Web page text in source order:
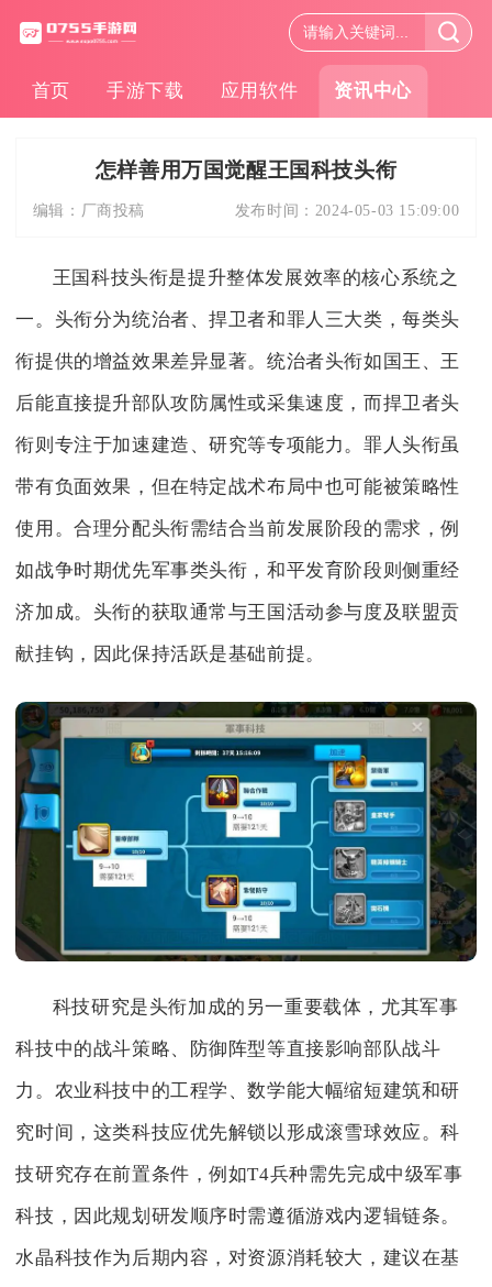
首页 手游下载 应用软件 资讯中心
怎样善用万国觉醒王国科技头衔
编辑： 厂商投稿 发布时间： 2024-05-03 15:09:00
王国科技头衔是提升整体发展效率的核心系统之
一。头衔分为统治者、捍卫者和罪人三大类，每类头
衔提供的增益效果差异显著。统治者头衔如国王、王
后能直接提升部队攻防属性或采集速度，而捍卫者头
衔则专注于加速建造、研究等专项能力。罪人头衔虽
带有负面效果，但在特定战术布局中也可能被策略性
使用。合理分配头衔需结合当前发展阶段的需求，例
如战争时期优先军事类头衔，和平发育阶段则侧重经
济加成。头衔的获取通常与王国活动参与度及联盟贡
献挂钩，因此保持活跃是基础前提。
科技研究是头衔加成的另一重要载体，尤其军事
科技中的战斗策略、防御阵型等直接影响部队战斗
力。农业科技中的工程学、数学能大幅缩短建筑和研
究时间，这类科技应优先解锁以形成滚雪球效应。科
技研究存在前置条件，例如T4兵种需先完成中级军事
科技，因此规划研发顺序时需遵循游戏内逻辑链条。
水晶科技作为后期内容，对资源消耗较大，建议在基